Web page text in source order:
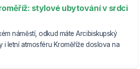
stylové ubytování v srdci
náměstí, odkud máte Arcibiskupský
i letní atmosféru Kroměříže doslova na